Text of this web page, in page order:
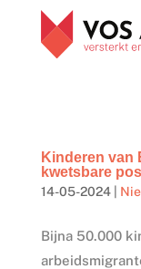
Kinderen van
kwetsbare
14-05-2024|
Bijna 50.000